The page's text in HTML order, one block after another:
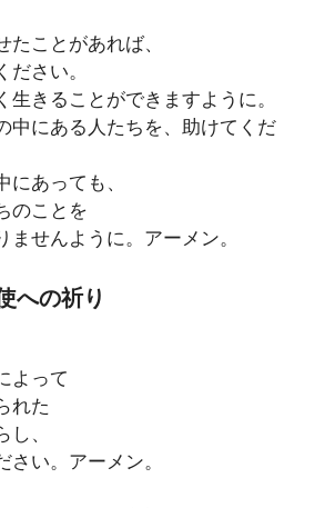
たことがあれば、
ださい。
生きることができますように。
中にある人たちを、助けてくだ
あっても、
のことを
ませんように。アーメン。
への祈り
よって
れた
、
い。アーメン。